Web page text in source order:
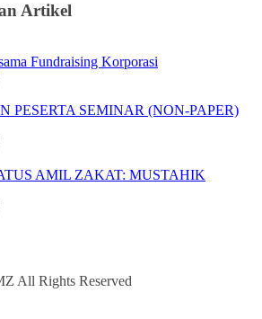
Artikel
Fundraising Korporasi
PESERTA SEMINAR (NON-PAPER)
AMIL ZAKAT: MUSTAHIK
All Rights Reserved